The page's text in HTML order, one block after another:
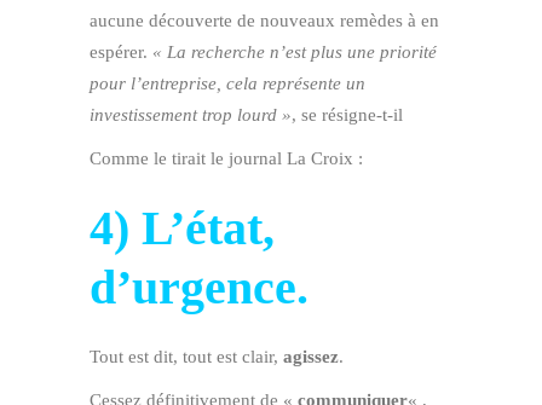
aucune découverte de nouveaux remèdes à en
espérer. « La recherche n’est plus une priorité
pour l’entreprise, cela représente un
investissement trop lourd », se résigne-t-il
Comme le tirait le journal La Croix :
4) L’état,
d’urgence.
Tout est dit, tout est clair, agissez.
Cessez définitivement de « communiquer« ,